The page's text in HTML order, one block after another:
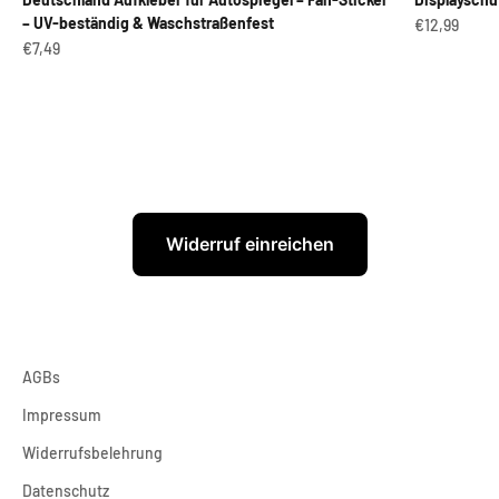
– UV-beständig & Waschstraßenfest
Angebot
€7,49
Angebot
€12,99
Widerruf einreichen
AGBs
Impressum
Widerrufsbelehrung
Datenschutz